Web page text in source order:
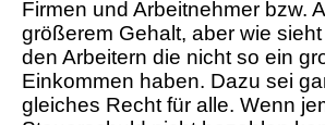
Firmen und Arbeitnehmer bzw.
größerem Gehalt, aber wie
den Arbeitern die nicht so ein
Einkommen haben. Dazu sei
gleiches Recht für alle. Wenn